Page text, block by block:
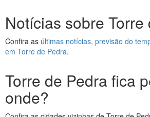
Notícias sobre Torre
Confira as últimas notícias, previsão do
em Torre de Pedra.
Torre de Pedra fica
onde?